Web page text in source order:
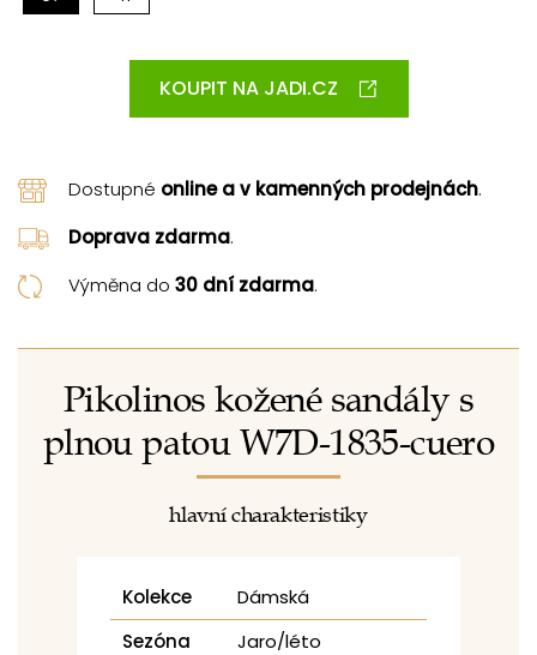
KOUPIT NA JADI.CZ
Dostupné online a v kamenných prodejnách.
Doprava zdarma.
Výměna do 30 dní zdarma.
Pikolinos kožené sandály s
plnou patou W7D-1835-cuero
hlavní charakteristiky
Kolekce
Dámská
Sezóna
Jaro/léto